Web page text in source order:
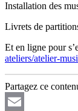
Installation des
Livrets de
Et en ligne pour
ateliers/atelier-
Partagez ce